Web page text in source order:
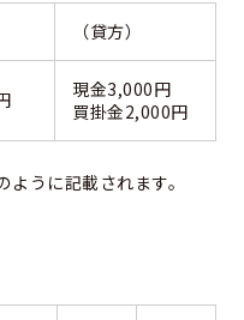
（貸方）
現金3,000円
買掛金2,000円
うに記載されます。